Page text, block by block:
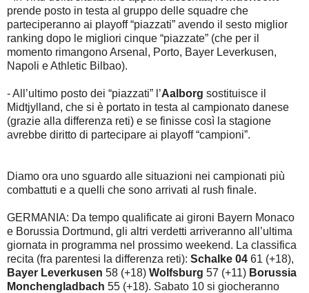
prende posto in testa al gruppo delle squadre che
parteciperanno ai playoff “piazzati” avendo il sesto miglior
ranking dopo le migliori cinque “piazzate” (che per il
momento rimangono Arsenal, Porto, Bayer Leverkusen,
Napoli e Athletic Bilbao).
- All’ultimo posto dei “piazzati” l’Aalborg sostituisce il
Midtjylland, che si è portato in testa al campionato danese
(grazie alla differenza reti) e se finisse così la stagione
avrebbe diritto di partecipare ai playoff “campioni”.
Diamo ora uno sguardo alle situazioni nei campionati più
combattuti e a quelli che sono arrivati al rush finale.
GERMANIA: Da tempo qualificate ai gironi Bayern Monaco
e Borussia Dortmund, gli altri verdetti arriveranno all’ultima
giornata in programma nel prossimo weekend. La classifica
recita (fra parentesi la differenza reti): Schalke 04 61 (+18),
Bayer Leverkusen 58 (+18) Wolfsburg 57 (+11) Borussia
Monchengladbach 55 (+18). Sabato 10 si giocheranno